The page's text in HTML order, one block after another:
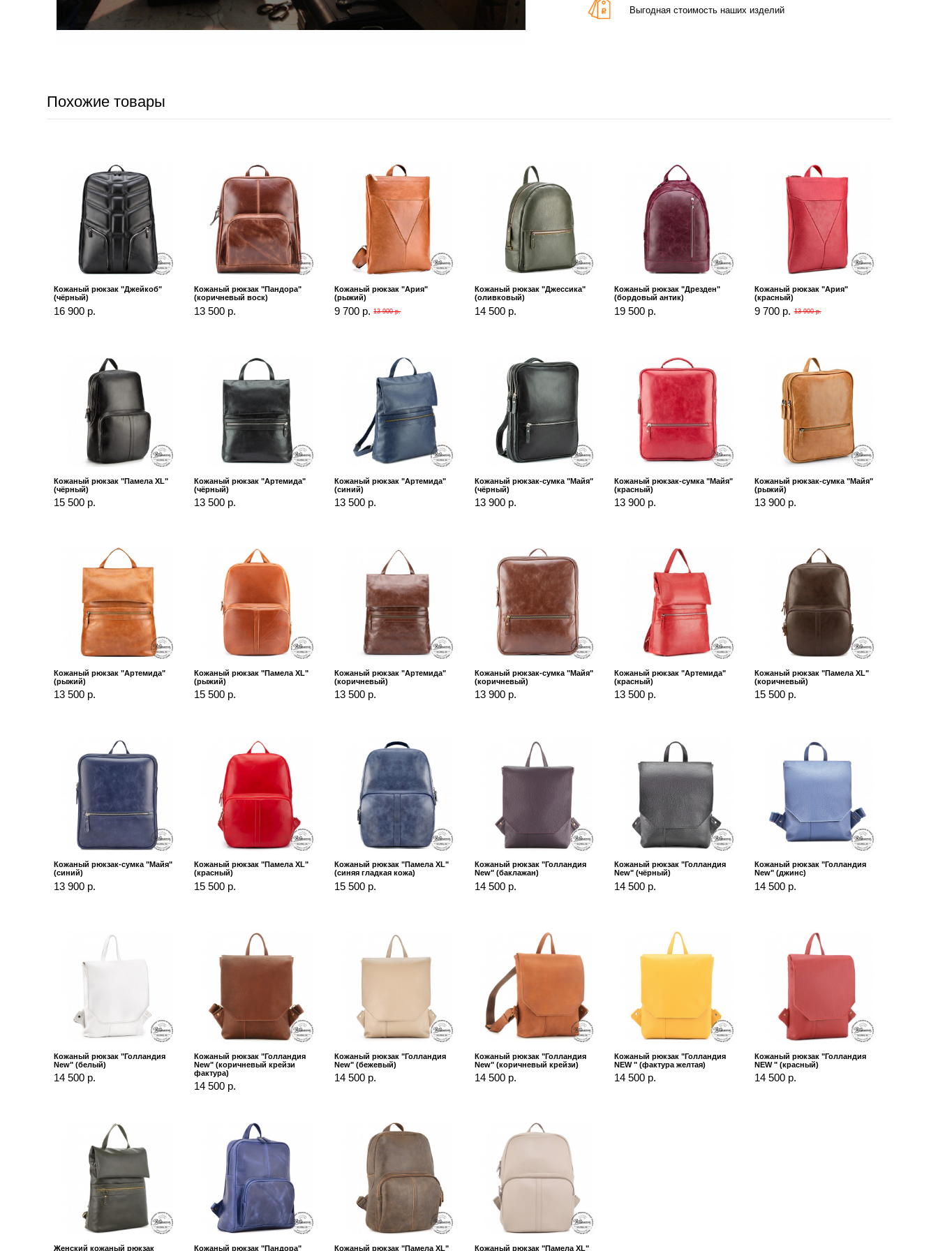
Выгодная стоимость наших изделий
Похожие товары
Кожаный рюкзак "Джейкоб"
(чёрный)
16 900 р.
Кожаный рюкзак "Пандора"
(коричневый воск)
13 500 р.
Кожаный рюкзак "Ария"
(рыжий)
9 700 р. 13 900 р.
Кожаный рюкзак "Джессика"
(оливковый)
14 500 р.
Кожаный рюкзак "Дрезден"
(бордовый антик)
19 500 р.
Кожаный рюкзак "Ария"
(красный)
9 700 р. 13 900 р.
Кожаный рюкзак "Памела XL"
(чёрный)
15 500 р.
Кожаный рюкзак "Артемида"
(чёрный)
13 500 р.
Кожаный рюкзак "Артемида"
(синий)
13 500 р.
Кожаный рюкзак-сумка "Майя"
(чёрный)
13 900 р.
Кожаный рюкзак-сумка "Майя"
(красный)
13 900 р.
Кожаный рюкзак-сумка "Майя"
(рыжий)
13 900 р.
Кожаный рюкзак "Артемида"
(рыжий)
13 500 р.
Кожаный рюкзак "Памела XL"
(рыжий)
15 500 р.
Кожаный рюкзак "Артемида"
(коричневый)
13 500 р.
Кожаный рюкзак-сумка "Майя"
(коричневый)
13 900 р.
Кожаный рюкзак "Артемида"
(красный)
13 500 р.
Кожаный рюкзак "Памела XL"
(коричневый)
15 500 р.
Кожаный рюкзак-сумка "Майя"
(синий)
13 900 р.
Кожаный рюкзак "Памела XL"
(красный)
15 500 р.
Кожаный рюкзак "Памела XL"
(синяя гладкая кожа)
15 500 р.
Кожаный рюкзак "Голландия
New" (баклажан)
14 500 р.
Кожаный рюкзак "Голландия
New" (чёрный)
14 500 р.
Кожаный рюкзак "Голландия
New" (джинс)
14 500 р.
Кожаный рюкзак "Голландия
New" (белый)
14 500 р.
Кожаный рюкзак "Голландия
New" (коричневый крейзи
фактура)
14 500 р.
Кожаный рюкзак "Голландия
New" (бежевый)
14 500 р.
Кожаный рюкзак "Голландия
New" (коричневый крейзи)
14 500 р.
Кожаный рюкзак "Голландия
NEW " (фактура желтая)
14 500 р.
Кожаный рюкзак "Голландия
NEW " (красный)
14 500 р.
Женский кожаный рюкзак Кожаный рюкзак "Пандора" Кожаный рюкзак "Памела XL" Кожаный рюкзак "Памела XL"